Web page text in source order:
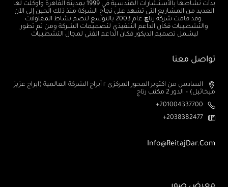
بدأت نشاطها بالأستشارات الهندسية في 1999 بمدينة القاهرة وأوكلت لها
العديد من المشاريع التي تشهد على نجاح الشركة منذ ذلك الحين إلى الآن
.وقد قامت شركة رتاچ عام 2003 بالتوسع لتضم نشاط المقاولات
والتشطيبات فكان الداعم التنفيذي لتصميمات الشركة ومن ثم تطور
ليشمل تصميم الديكور فكان الداعم الفني لمجال التشطيبات
تواصل معنا
السادس من اكتوبر المحور المركزى ٢ أبراج الشركة العالمية (ابراج عزيز
ميخائيل) – الدور 2 مكتب رتاج
201004337700+
2038382477+
Info@ReitajDar.com